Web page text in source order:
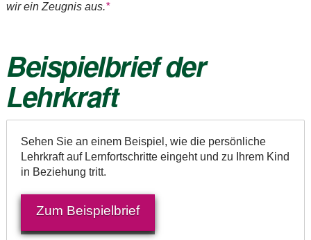
wir ein Zeugnis aus.*
Beispielbrief der
Lehrkraft
Sehen Sie an einem Beispiel, wie die persönliche
Lehrkraft auf Lernfortschritte eingeht und zu Ihrem Kind
in Beziehung tritt.
Zum Beispielbrief